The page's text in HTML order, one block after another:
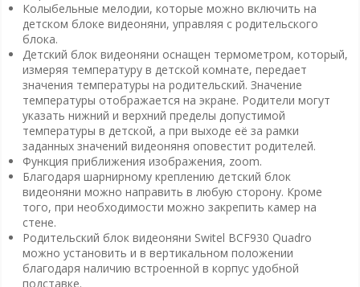
Колыбельные мелодии, которые можно включить на
детском блоке видеоняни, управляя с родительского
блока.
Детский блок видеоняни оснащен термометром, который,
измеряя температуру в детской комнате, передает
значения температуры на родительский. Значение
температуры отображается на экране. Родители могут
указать нижний и верхний пределы допустимой
температуры в детской, а при выходе её за рамки
заданных значений видеоняня оповестит родителей.
Функция приближения изображения, zoom.
Благодаря шарнирному креплению детский блок
видеоняни можно направить в любую сторону. Кроме
того, при необходимости можно закрепить камер на
стене.
Родительский блок видеоняни Switel BCF930 Quadro
можно установить и в вертикальном положении
благодаря наличию встроенной в корпус удобной
подставке.